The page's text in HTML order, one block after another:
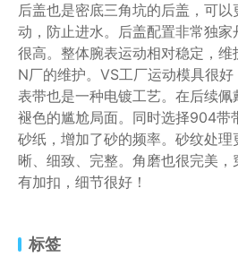
后盖也是密底三角坑的后盖，可
动，防止进水。后盖配置非常独
很高。整体腕表运动相对稳定，维
N厂的维护。VS工厂运动模具很好
表带也是一种电镀工艺。在后续
褪色的尴尬局面。同时选择904带
砂纸，增加了砂的频率。砂纹处
晰、细致、完整。角磨也很完美
有加扣，细节很好！
标签